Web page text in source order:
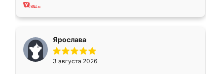
Ярослава
3 августа 2026